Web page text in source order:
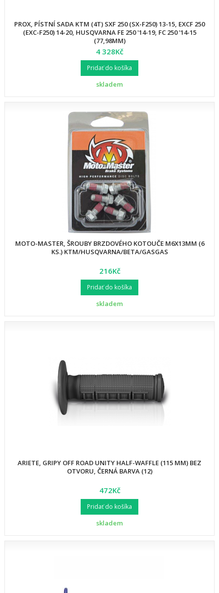
PROX, PÍSTNÍ SADA KTM (4T) SXF 250 (SX-F250) 13-15, EXCF 250
(EXC-F250) 14-20, HUSQVARNA FE 250 '14-19, FC 250 '14-15
(77,98MM)
4 328Kč
Pridať do košíka
skladem
MOTO-MASTER, ŠROUBY BRZDOVÉHO KOTOUČE M6X13MM (6
KS.) KTM/HUSQVARNA/BETA/GASGAS
216Kč
Pridať do košíka
skladem
ARIETE, GRIPY OFF ROAD UNITY HALF-WAFFLE (115 MM) BEZ
OTVORU, ČERNÁ BARVA (12)
472Kč
Pridať do košíka
skladem